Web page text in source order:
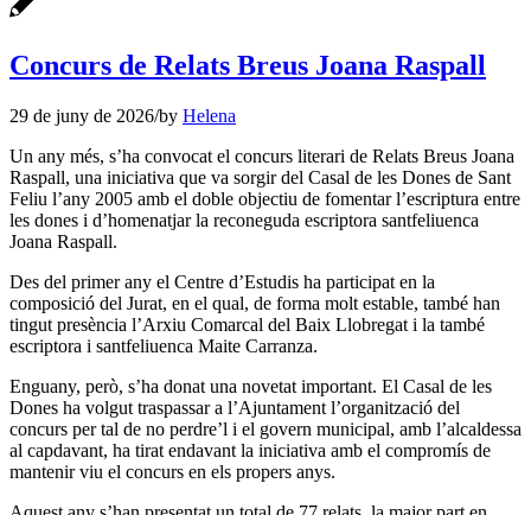
Concurs de Relats Breus Joana Raspall
29 de juny de 2026/by Helena
Un any més, s’ha convocat el concurs literari de Relats Breus Joana
Raspall, una iniciativa que va sorgir del Casal de les Dones de Sant
Feliu l’any 2005 amb el doble objectiu de fomentar l’escriptura entre
les dones i d’homenatjar la reconeguda escriptora santfeliuenca
Joana Raspall.
Des del primer any el Centre d’Estudis ha participat en la
composició del Jurat, en el qual, de forma molt estable, també han
tingut presència l’Arxiu Comarcal del Baix Llobregat i la també
escriptora i santfeliuenca Maite Carranza.
Enguany, però, s’ha donat una novetat important. El Casal de les
Dones ha volgut traspassar a l’Ajuntament l’organització del
concurs per tal de no perdre’l i el govern municipal, amb l’alcaldessa
al capdavant, ha tirat endavant la iniciativa amb el compromís de
mantenir viu el concurs en els propers anys.